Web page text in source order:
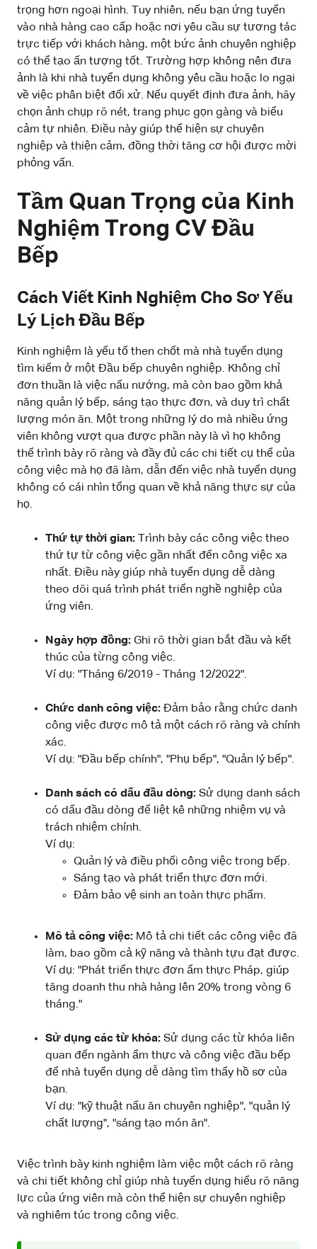
trọng hơn ngoại hình. Tuy nhiên, nếu bạn ứng tuyển
vào nhà hàng cao cấp hoặc nơi yêu cầu sự tương tác
trực tiếp với khách hàng, một bức ảnh chuyên nghiệp
có thể tạo ấn tượng tốt. Trường hợp không nên đưa
ảnh là khi nhà tuyển dụng không yêu cầu hoặc lo ngại
về việc phân biệt đối xử. Nếu quyết định đưa ảnh, hãy
chọn ảnh chụp rõ nét, trang phục gọn gàng và biểu
cảm tự nhiên. Điều này giúp thể hiện sự chuyên
nghiệp và thiện cảm, đồng thời tăng cơ hội được mời
phỏng vấn.
Tầm Quan Trọng của Kinh
Nghiệm Trong CV Đầu
Bếp
Cách Viết Kinh Nghiệm Cho Sơ Yếu
Lý Lịch Đầu Bếp
Kinh nghiệm là yếu tố then chốt mà nhà tuyển dụng
tìm kiếm ở một Đầu bếp chuyên nghiệp. Không chỉ
đơn thuần là việc nấu nướng, mà còn bao gồm khả
năng quản lý bếp, sáng tạo thực đơn, và duy trì chất
lượng món ăn. Một trong những lý do mà nhiều ứng
viên không vượt qua được phần này là vì họ không
thể trình bày rõ ràng và đầy đủ các chi tiết cụ thể của
công việc mà họ đã làm, dẫn đến việc nhà tuyển dụng
không có cái nhìn tổng quan về khả năng thực sự của
họ.
Thứ tự thời gian: Trình bày các công việc theo
thứ tự từ công việc gần nhất đến công việc xa
nhất. Điều này giúp nhà tuyển dụng dễ dàng
theo dõi quá trình phát triển nghề nghiệp của
ứng viên.
Ngày hợp đồng: Ghi rõ thời gian bắt đầu và kết
thúc của từng công việc.
Ví dụ: "Tháng 6/2019 - Tháng 12/2022".
Chức danh công việc: Đảm bảo rằng chức danh
công việc được mô tả một cách rõ ràng và chính
xác.
Ví dụ: "Đầu bếp chính", "Phụ bếp", "Quản lý bếp".
Danh sách có dấu đầu dòng: Sử dụng danh sách
có dấu đầu dòng để liệt kê những nhiệm vụ và
trách nhiệm chính.
Ví dụ:
Quản lý và điều phối công việc trong bếp.
Sáng tạo và phát triển thực đơn mới.
Đảm bảo vệ sinh an toàn thực phẩm.
Mô tả công việc: Mô tả chi tiết các công việc đã
làm, bao gồm cả kỹ năng và thành tựu đạt được.
Ví dụ: "Phát triển thực đơn ẩm thực Pháp, giúp
tăng doanh thu nhà hàng lên 20% trong vòng 6
tháng."
Sử dụng các từ khóa: Sử dụng các từ khóa liên
quan đến ngành ẩm thực và công việc đầu bếp
để nhà tuyển dụng dễ dàng tìm thấy hồ sơ của
bạn.
Ví dụ: "kỹ thuật nấu ăn chuyên nghiệp", "quản lý
chất lượng", "sáng tạo món ăn".
Việc trình bày kinh nghiệm làm việc một cách rõ ràng
và chi tiết không chỉ giúp nhà tuyển dụng hiểu rõ năng
lực của ứng viên mà còn thể hiện sự chuyên nghiệp
và nghiêm túc trong công việc.